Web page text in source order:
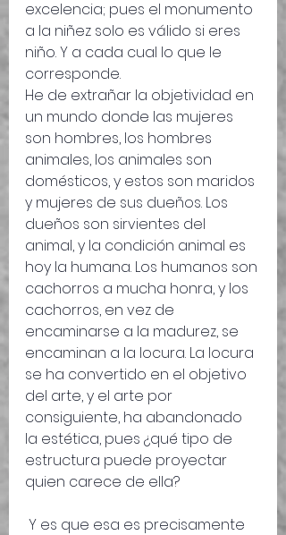
excelencia; pues el monumento
a la niñez solo es válido si eres
niño. Y a cada cual lo que le
corresponde.
He de extrañar la objetividad en
un mundo donde las mujeres
son hombres, los hombres
animales, los animales son
domésticos, y estos son maridos
y mujeres de sus dueños. Los
dueños son sirvientes del
animal, y la condición animal es
hoy la humana. Los humanos son
cachorros a mucha honra, y los
cachorros, en vez de
encaminarse a la madurez, se
encaminan a la locura. La locura
se ha convertido en el objetivo
del arte, y el arte por
consiguiente, ha abandonado
la estética, pues ¿qué tipo de
estructura puede proyectar
quien carece de ella?